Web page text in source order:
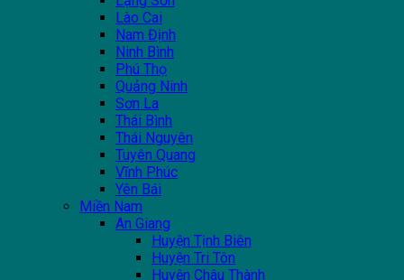
Lào Cai
Nam Định
Ninh Bình
Phú Thọ
Quảng Ninh
Sơn La
Thái Bình
Thái Nguyên
Tuyên Quang
Vĩnh Phúc
Yên Bái
Miền Nam
An Giang
Huyện Tịnh Biên
Huyện Tri Tôn
Huyện Châu Thành